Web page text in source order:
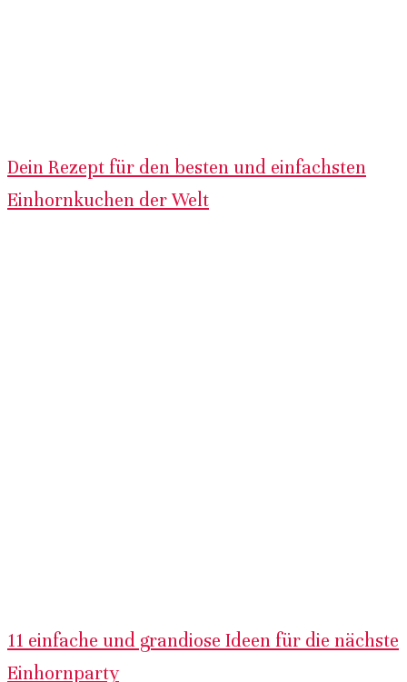
Dein Rezept für den besten und einfachsten
Einhornkuchen der Welt
11 einfache und grandiose Ideen für die nächste
Einhornparty